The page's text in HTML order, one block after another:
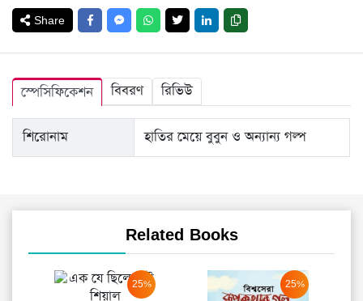
Share
স্পেসিফিকেশন বিবরণ রিভিউ
শিরোনাম হাতির মেয়ে বুবুন ও অন্যান্য গল্প
Related Books
25% 25%